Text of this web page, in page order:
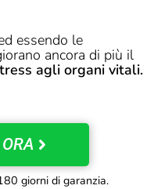
essendo le
ancora di più il
agli organi vitali.
giorni di garanzia.